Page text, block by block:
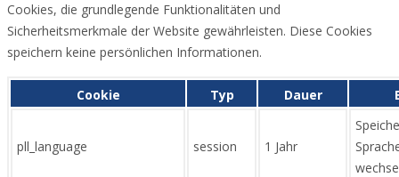
Cookies, die grundlegende Funktionalitäten und
Sicherheitsmerkmale der Website gewährleisten. Diese Cookies
speichern keine persönlichen Informationen.
Cookie Typ Dauer
pll_language session 1 Jahr